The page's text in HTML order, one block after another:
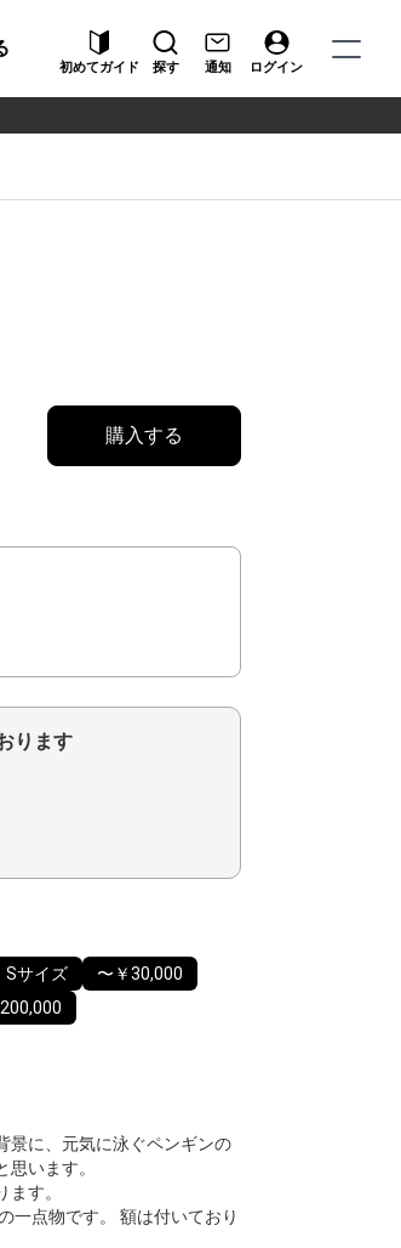
初めてガイド 探す 通知 ログイン
購入する
ります
Sサイズ
〜￥30,000
景に、元気に泳ぐペンギンの
います。
す。
一点物です。 額は付いており